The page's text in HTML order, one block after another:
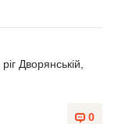
Дворянській,
0